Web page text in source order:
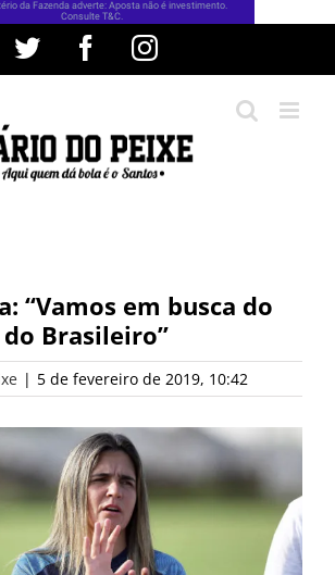
Twitter FacebookInstagram
“Vamos em busca do
Brasileiro”
| 5 de fevereiro de 2019, 10:42